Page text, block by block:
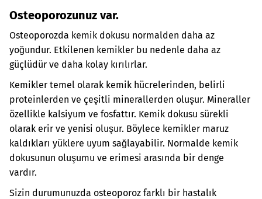
Osteoporozunuz var.
Osteoporozda kemik dokusu normalden daha az
yoğundur. Etkilenen kemikler bu nedenle daha az
güçlüdür ve daha kolay kırılırlar.
Kemikler temel olarak kemik hücrelerinden, belirli
proteinlerden ve çeşitli minerallerden oluşur. Mineraller
özellikle kalsiyum ve fosfattır. Kemik dokusu sürekli
olarak erir ve yenisi oluşur. Böylece kemikler maruz
kaldıkları yüklere uyum sağlayabilir. Normalde kemik
dokusunun oluşumu ve erimesi arasında bir denge
vardır.
Sizin durumunuzda osteoporoz farklı bir hastalık